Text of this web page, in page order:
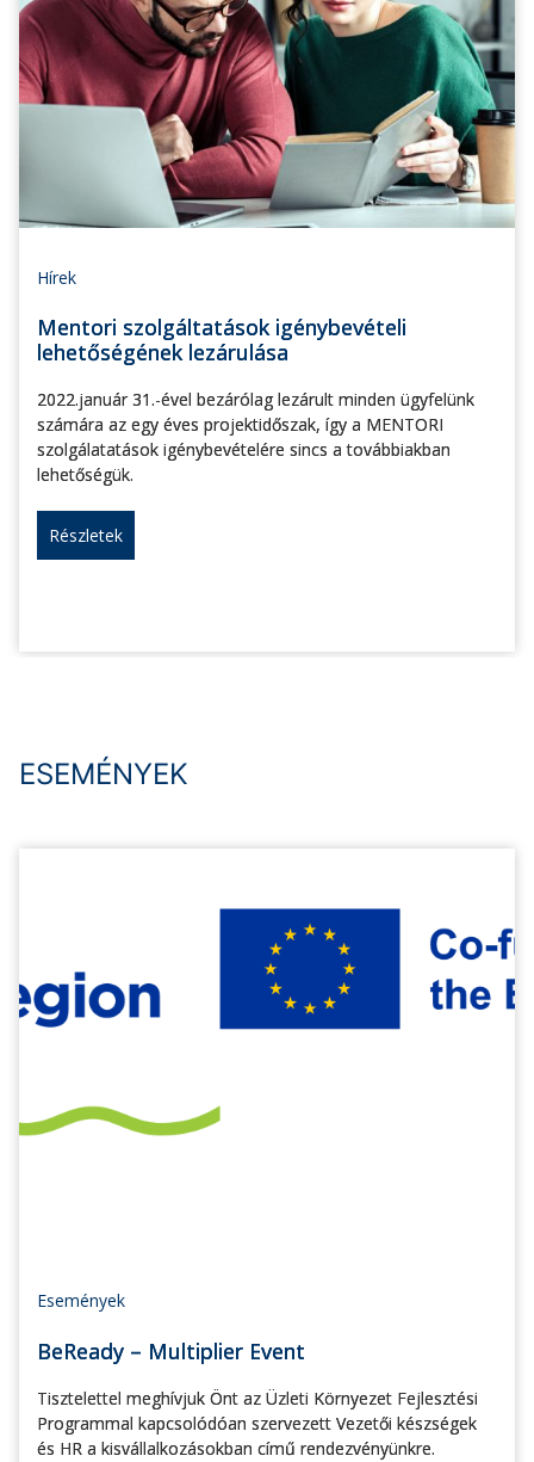
Hírek
Mentori szolgáltatások igénybevételi
lehetőségének lezárulása
2022.január 31.-ével bezárólag lezárult minden ügyfelünk
számára az egy éves projektidőszak, így a MENTORI
szolgálatatások igénybevételére sincs a továbbiakban
lehetőségük.
Részletek
ESEMÉNYEK
Események
BeReady – Multiplier Event
Tisztelettel meghívjuk Önt az Üzleti Környezet Fejlesztési
Programmal kapcsolódóan szervezett Vezetői készségek
és HR a kisvállalkozásokban című rendezvényünkre.